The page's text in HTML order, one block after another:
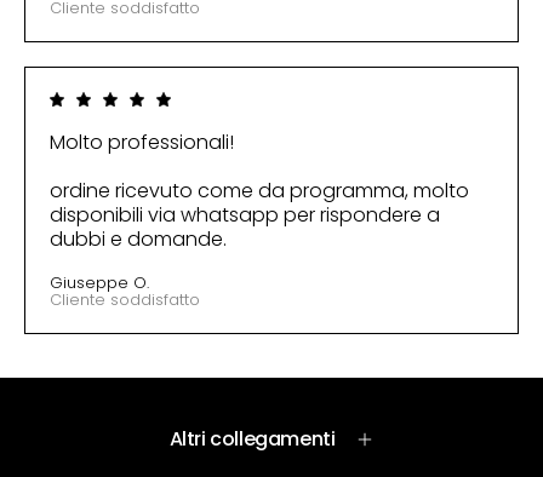
Cliente soddisfatto
Molto professionali!
ordine ricevuto come da programma, molto
disponibili via whatsapp per rispondere a
dubbi e domande.
Giuseppe O.
Cliente soddisfatto
Altri collegamenti